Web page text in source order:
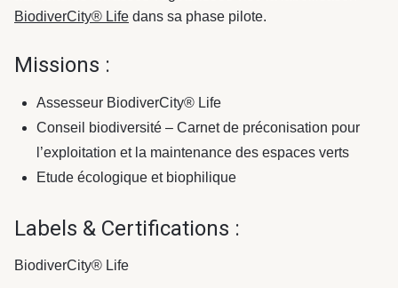
BiodiverCity® Life dans sa phase pilote.
Missions :
Assesseur BiodiverCity® Life
Conseil biodiversité – Carnet de préconisation pour
l’exploitation et la maintenance des espaces verts
Etude écologique et biophilique
Labels & Certifications :
BiodiverCity® Life